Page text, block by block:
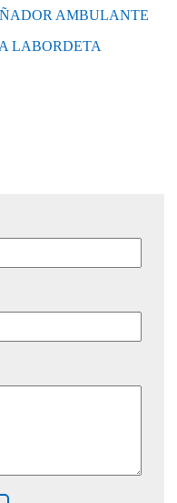
AMBULANTE
LABORDETA